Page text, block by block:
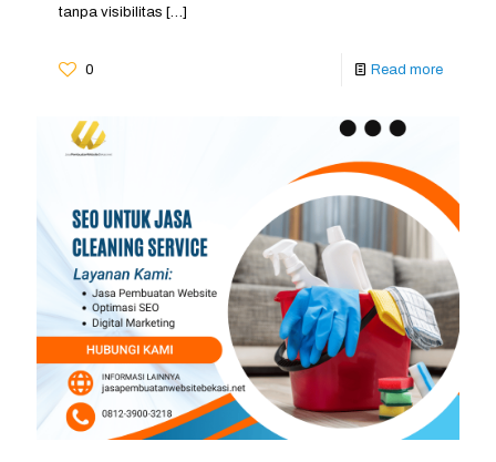
tanpa visibilitas […]
0 Read more